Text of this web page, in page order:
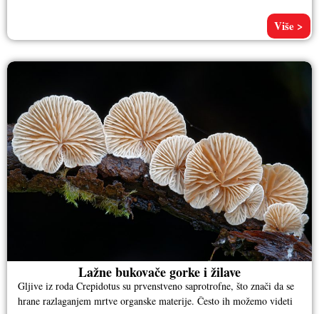
Više >
Lažne bukovače gorke i žilave
Gljive iz roda Crepidotus su prvenstveno saprotrofne, što znači da se
hrane razlaganjem mrtve organske materije. Često ih možemo videti